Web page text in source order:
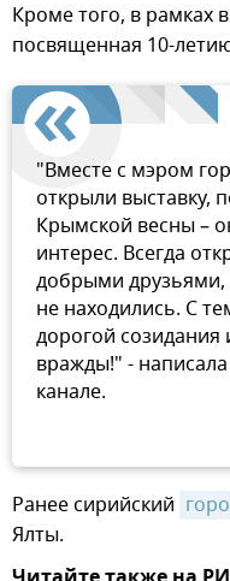
Кроме того, в рамках
посвященная 10-
"Вместе с мэром
открыли выставку,
Крымской весны –
интерес. Всегда
добрыми друзьями,
не находились. С
дорогой созидания
вражды!" -
канале.
Ранее сирийский
Ялты.